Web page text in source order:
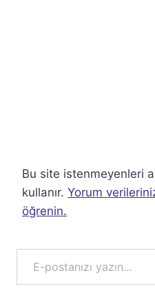
Bu site istenmeyenleri
kullanır. Yorum
öğrenin.
E-postanızı yazın…